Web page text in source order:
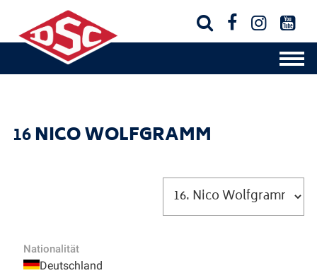
   
16NICO WOLFGRAMM
Nationalität
Deutschland